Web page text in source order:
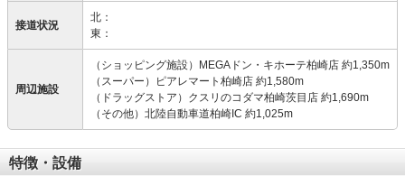
接道状況
北：
東：
周辺施設
（ショッピング施設）MEGAドン・キホーテ柏崎店 約1,350m
（スーパー）ピアレマート柏崎店 約1,580m
（ドラッグストア）クスリのコダマ柏崎茨目店 約1,690m
（その他）北陸自動車道柏崎IC 約1,025m
特徴・設備